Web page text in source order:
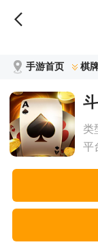
手游首页 棋
类
平